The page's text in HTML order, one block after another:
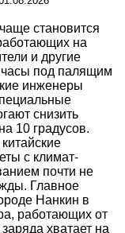
становится
на
и другие
под палящим
инженеры
снизить
10 градусов.
с климат-
почти не
Главное
Нанкин в
работающих от
хватает на